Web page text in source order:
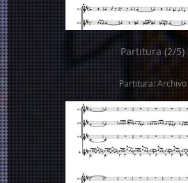
Partitura (2/5)
Partitura: Archivo